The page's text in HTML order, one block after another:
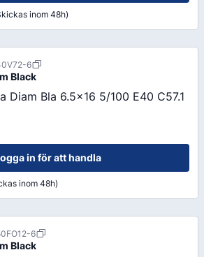
inom 48h)
6
Black
Diam Bla 6.5x16 5/100 E40 C57.1
in för att handla
inom 48h)
6
Black